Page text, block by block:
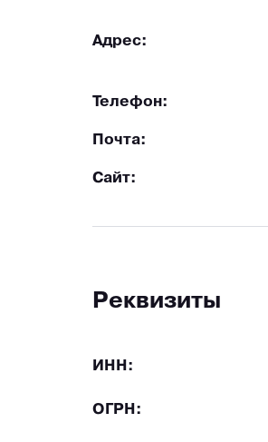
Адрес:
Телефон:
Почта:
Сайт:
Реквизиты
ИНН:
ОГРН: